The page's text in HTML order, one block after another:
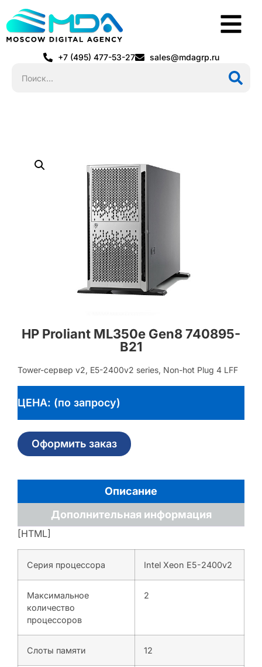
+7 (495) 477-53-27 sales@mdagrp.ru
HP Proliant ML350e Gen8 740895-
B21
Tower-сервер v2, E5-2400v2 series, Non-hot Plug 4 LFF
ЦЕНА: (по запросу)
Оформить заказ
Описание
Дополнительная информация
[HTML]
Серия процессора Intel Xeon E5-2400v2
Максимальное
количество
процессоров
2
Слоты памяти 12